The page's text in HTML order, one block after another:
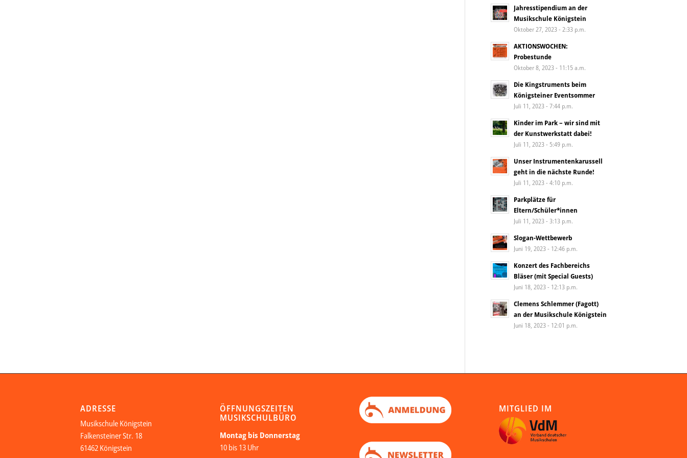
Jahresstipendium an der
Musikschule Königstein
Oktober 27, 2023 - 2:33 p.m.
AKTIONSWOCHEN:
Probestunde
Oktober 8, 2023 - 11:15 a.m.
Die Kingstruments beim
Königsteiner Eventsommer
Juli 11, 2023 - 7:44 p.m.
Kinder im Park – wir sind mit
der Kunstwerkstatt dabei!
Juli 11, 2023 - 5:49 p.m.
Unser Instrumentenkarussell
geht in die nächste Runde!
Juli 11, 2023 - 4:10 p.m.
Parkplätze für
Eltern/Schüler*innen
Juli 11, 2023 - 3:13 p.m.
Slogan-Wettbewerb
Juni 19, 2023 - 12:46 p.m.
Konzert des Fachbereichs
Bläser (mit Special Guests)
Juni 18, 2023 - 12:13 p.m.
Clemens Schlemmer (Fagott)
an der Musikschule Königstein
Juni 18, 2023 - 12:01 p.m.
ADRESSE
Musikschule Königstein
Falkensteiner Str. 18
61462 Königstein
ÖFFNUNGSZEITEN
MUSIKSCHULBÜRO
Montag bis Donnerstag
10 bis 13 Uhr
MITGLIED IM